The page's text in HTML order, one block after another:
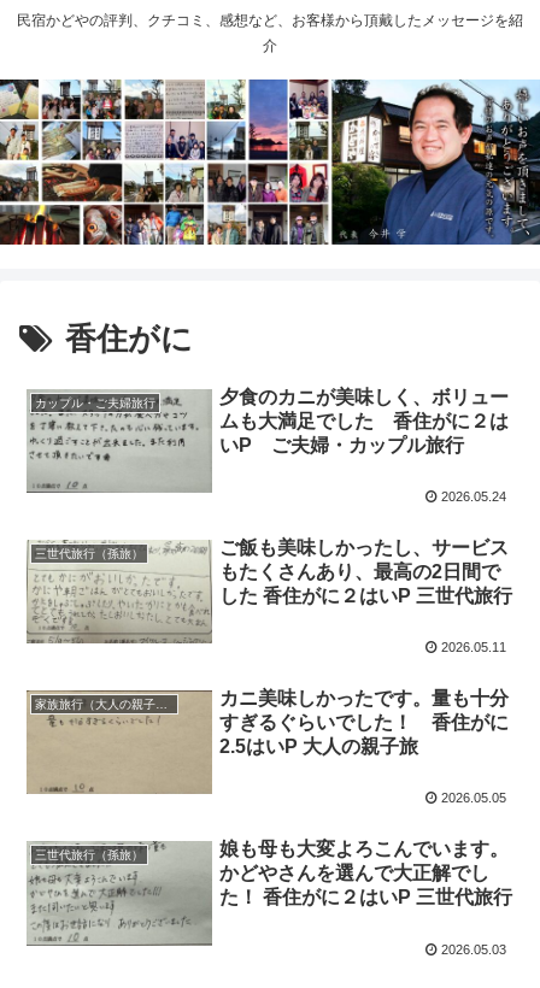
民宿かどやの評判、クチコミ、感想など、お客様から頂戴したメッセージを紹
介
香住がに
カップル・ご夫婦旅行
夕食のカニが美味しく、ボリュー
ムも大満足でした 香住がに２は
いP ご夫婦・カップル旅行
2026.05.24
三世代旅行（孫旅）
ご飯も美味しかったし、サービス
もたくさんあり、最高の2日間で
した 香住がに２はいP 三世代旅行
2026.05.11
家族旅行（大人の親子旅）
カニ美味しかったです。量も十分
すぎるぐらいでした！ 香住がに
2.5はいP 大人の親子旅
2026.05.05
三世代旅行（孫旅）
娘も母も大変よろこんでいます。
かどやさんを選んで大正解でし
た！ 香住がに２はいP 三世代旅行
2026.05.03